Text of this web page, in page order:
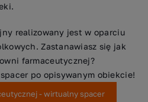
realizowany jest w oparciu
Zastanawiasz się jak
farmaceutycznej?
po opisywanym obiekcie!
- wirtualny spacer